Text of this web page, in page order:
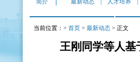
简介
最新动态 人才培养
当前位置：> 首页 > 最新动态 > 正文
王刚同学等人